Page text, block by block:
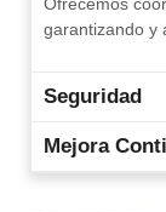
garantizando y
Seguridad
Mejora